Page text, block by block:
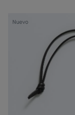
Nuevo
Peine